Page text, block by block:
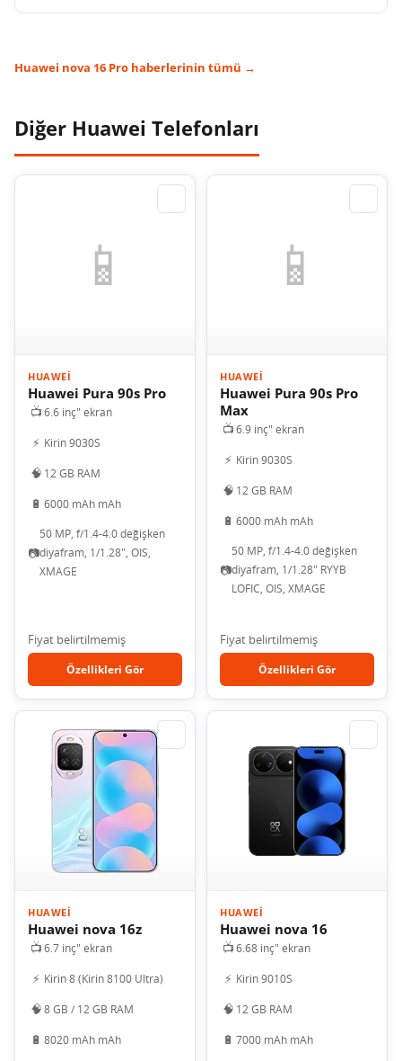
Huawei nova 16 Pro haberlerinin tümü →
Diğer Huawei Telefonları
📱
HUAWEI
Huawei Pura 90s Pro
📺6.6 inç" ekran
⚡ Kirin 9030S
🧠 12 GB RAM
🔋 6000 mAh mAh
📷
50 MP, f/1.4-4.0 değişken
diyafram, 1/1.28", OIS,
XMAGE
Fiyat belirtilmemiş
Özellikleri Gör
📱
HUAWEI
Huawei Pura 90s Pro
Max
📺6.9 inç" ekran
⚡ Kirin 9030S
🧠 12 GB RAM
🔋 6000 mAh mAh
📷
50 MP, f/1.4-4.0 değişken
diyafram, 1/1.28" RYYB
LOFIC, OIS, XMAGE
Fiyat belirtilmemiş
Özellikleri Gör
HUAWEI
Huawei nova 16z
📺6.7 inç" ekran
⚡ Kirin 8 (Kirin 8100 Ultra)
🧠8 GB / 12 GB RAM
🔋 8020 mAh mAh
HUAWEI
Huawei nova 16
📺6.68 inç" ekran
⚡ Kirin 9010S
🧠 12 GB RAM
🔋 7000 mAh mAh